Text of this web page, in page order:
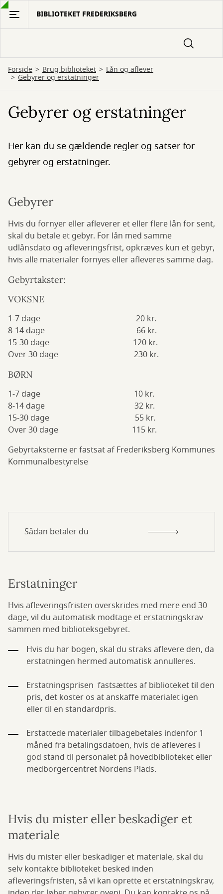
Gå
hovedindhold
BIBLIOTEKET FREDERIKSBERG
Forside Brug biblioteket Lån og aflever
Gebyrer og erstatninger
Gebyrer og erstatninger
Her kan du se gældende regler og satser for
gebyrer og erstatninger.
Gebyrer
Hvis du fornyer eller afleverer et eller flere lån for sent,
skal du betale et gebyr. For lån med samme
udlånsdato og afleveringsfrist, opkræves kun et gebyr,
hvis alle materialer fornyes eller afleveres samme dag.
Gebyrtakster:
VOKSNE
1-7 dage 20 kr.
8-14 dage 66 kr.
15-30 dage 120 kr.
Over 30 dage 230 kr.
BØRN
1-7 dage 10 kr.
8-14 dage 32 kr.
15-30 dage 55 kr.
Over 30 dage 115 kr.
Gebyrtaksterne er fastsat af Frederiksberg Kommunes
Kommunalbestyrelse
Sådan betaler du
Erstatninger
Hvis afleveringsfristen overskrides med mere end 30
dage, vil du automatisk modtage et erstatningskrav
sammen med biblioteksgebyret.
Hvis du har bogen, skal du straks aflevere den, da
erstatningen hermed automatisk annulleres.
Erstatningsprisen fastsættes af biblioteket til den
pris, det koster os at anskaffe materialet igen
eller til en standardpris.
Erstattede materialer tilbagebetales indenfor 1
måned fra betalingsdatoen, hvis de afleveres i
god stand til personalet på hovedbiblioteket eller
medborgercentret Nordens Plads.
Hvis du mister eller beskadiger et
materiale
Hvis du mister eller beskadiger et materiale, skal du
selv kontakte biblioteket besked inden
afleveringsfristen, så vi kan oprette et erstatningskrav,